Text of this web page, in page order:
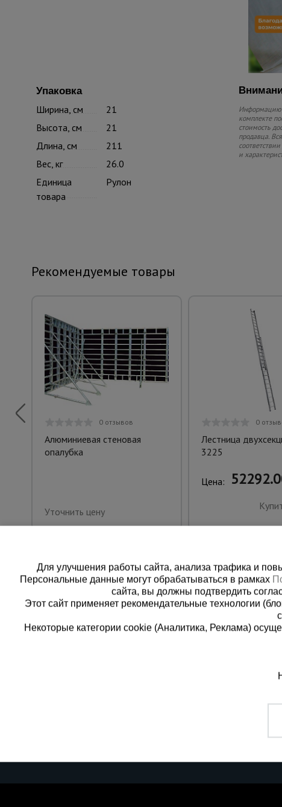
Упаковка
Ширина, см
21
Высота, см
21
Длина, см
211
Вес, кг
26.0
Единица
товара
Рулон
Информацию
комплекте
стоимость
продавца.
и
Рекомендуемые товары
0 отзывов
Алюминиевая стеновая
опалубка
Уточнить цену
0
Лестница
3225
Цена:
8
Для улучшения работы сайта, анализа трафика и
Персональные данные могут обрабатываться в рамках
сайта, вы должны подтвердить
Этот сайт применяет рекомендательные технологии
Некоторые категории cookie (Аналитика, Реклама)